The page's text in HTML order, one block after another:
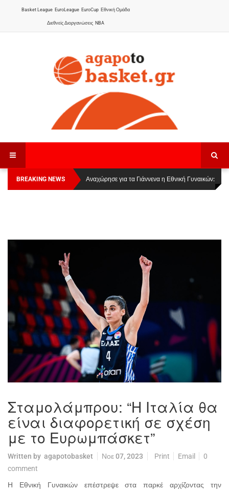
Basket League EuroLeague EuroCup Εθνική Ομάδα
Διεθνείς Διοργανώσεις NBA
BREAKING NEWS
Οι Πάνθηρες Καβάλας στην Women Basketball
League 1
Αναχώρησε για τα Γιάννενα η Εθνική Γυναικών:
Σταμολάμπρου: “Η Ιταλία θα
είναι διαφορετική σε σχέση
με το Ευρωμπάσκετ”
Written by agapotobasket Νοε 07, 2023 Print Email
0
comment
Η Εθνική Γυναικών επέστρεψε στα παρκέ αρχίζοντας την